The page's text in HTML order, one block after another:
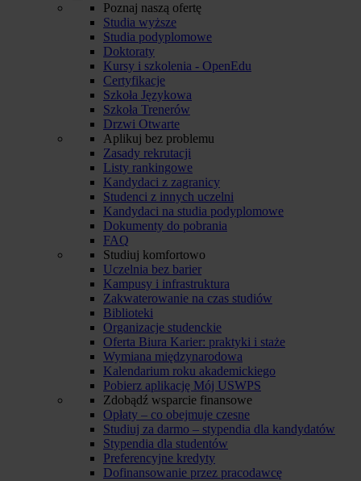
Poznaj naszą ofertę
Studia wyższe
Studia podyplomowe
Doktoraty
Kursy i szkolenia - OpenEdu
Certyfikacje
Szkoła Językowa
Szkoła Trenerów
Drzwi Otwarte
Aplikuj bez problemu
Zasady rekrutacji
Listy rankingowe
Kandydaci z zagranicy
Studenci z innych uczelni
Kandydaci na studia podyplomowe
Dokumenty do pobrania
FAQ
Studiuj komfortowo
Uczelnia bez barier
Kampusy i infrastruktura
Zakwaterowanie na czas studiów
Biblioteki
Organizacje studenckie
Oferta Biura Karier: praktyki i staże
Wymiana międzynarodowa
Kalendarium roku akademickiego
Pobierz aplikację Mój USWPS
Zdobądź wsparcie finansowe
Opłaty – co obejmuje czesne
Studiuj za darmo – stypendia dla kandydatów
Stypendia dla studentów
Preferencyjne kredyty
Dofinansowanie przez pracodawcę